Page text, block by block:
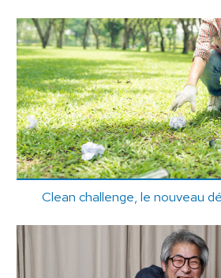
Clean challenge, le nouveau